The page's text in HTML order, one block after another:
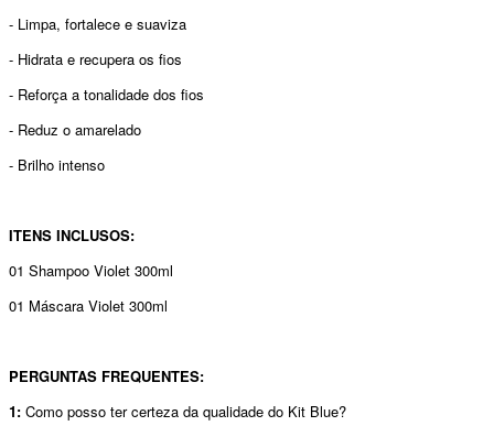
- Limpa, fortalece e suaviza
- Hidrata e recupera os fios
- Reforça a tonalidade dos fios
- Reduz o amarelado
- Brilho intenso
ITENS INCLUSOS:
01 Shampoo Violet 300ml
01 Máscara Violet 300ml
PERGUNTAS FREQUENTES:
1: Como posso ter certeza da qualidade do Kit Blue?